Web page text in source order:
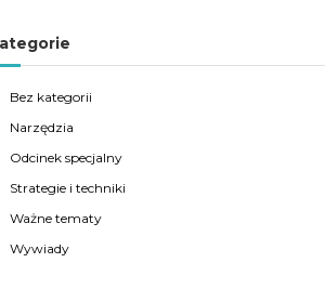
Bez kategorii
Narzędzia
Odcinek specjalny
Strategie i techniki
Ważne tematy
Wywiady